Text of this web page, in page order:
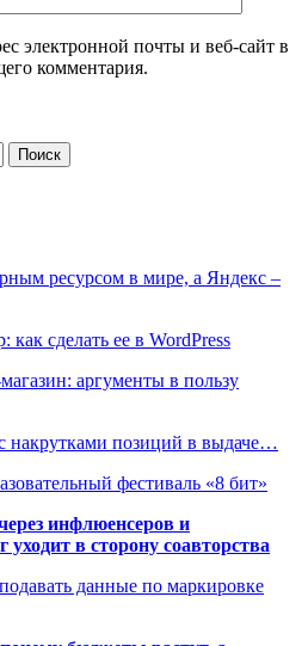
электронной почты и веб-сайт в
комментария.
ресурсом в мире, а Яндекс –
как сделать ее в WordPress
аргументы в пользу
накрутками позиций в выдаче…
фестиваль «8 бит»
инфлюенсеров и
в сторону соавторства
данные по маркировке